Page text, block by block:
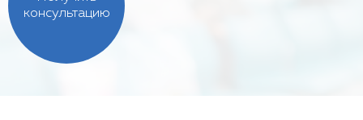
консультацию